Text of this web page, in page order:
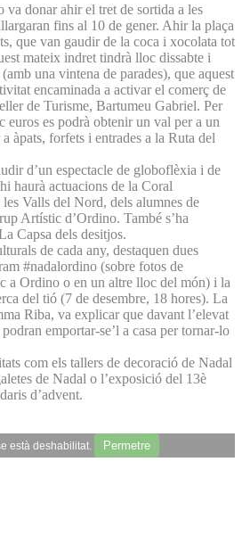
va donar ahir el tret de sortida a les
fins al 10 de gener. Ahir la plaça
que van gaudir de la coca i xocolata tot
mateix indret tindrà lloc dissabte i
una vintena de parades), que aquest
encaminada a activar el comerç de
de Turisme, Bartumeu Gabriel. Per
euros es podrà obtenir un val per a un
àpats, forfets i entrades a la Ruta del
d’un espectacle de globoflèxia i de
haurà actuacions de la Coral
les Valls del Nord, dels alumnes de
Artístic d’Ordino. També s’ha
Capsa dels desitjos.
de cada any, destaquen dues
#nadalordino (sobre fotos de
a Ordino o en un altre lloc del món) i la
del tió (7 de desembre, 18 hores). La
Riba, va explicar que davant l’elevat
emportar-se’l a casa per tornar-lo
com els tallers de decoració de Nadal
de Nadal o l’exposició del 13è
d’advent.
està deshabilitat. Permetre